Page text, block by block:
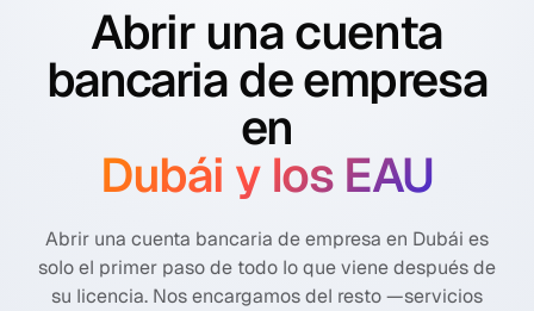
Abrir una cuenta
bancaria de empresa
en
Dubái y los EAU
Abrir una cuenta bancaria de empresa en Dubái es
solo el primer paso de todo lo que viene después de
su licencia. Nos encargamos del resto —servicios